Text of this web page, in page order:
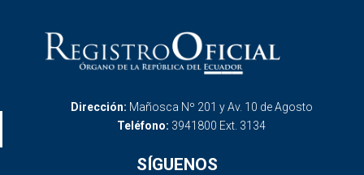
Dirección: Mañosca Nº 201 y Av. 10 de Agosto
Teléfono: 3941800 Ext. 3134
SÍGUENOS